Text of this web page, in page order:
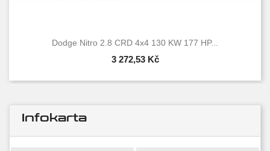
Dodge Nitro 2.8 CRD 4x4 130 KW 177 HP...
3 272,53 Kč
Infokarta